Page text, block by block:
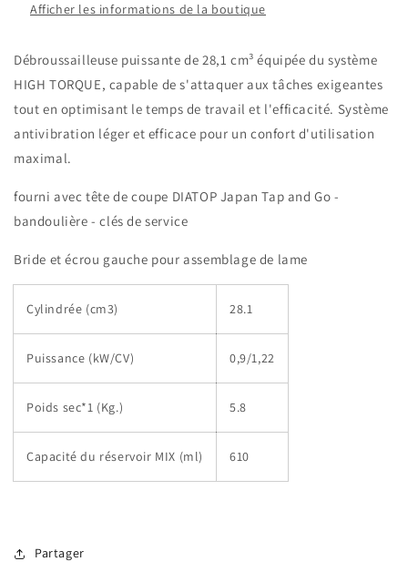
Afficher les informations de la boutique
Débroussailleuse puissante de 28,1 cm³ équipée du système
HIGH TORQUE, capable de s'attaquer aux tâches exigeantes
tout en optimisant le temps de travail et l'efficacité. Système
antivibration léger et efficace pour un confort d'utilisation
maximal.
fourni avec tête de coupe DIATOP Japan Tap and Go -
bandoulière - clés de service
Bride et écrou gauche pour assemblage de lame
Cylindrée (cm3) 28.1
Puissance (kW/CV) 0,9/1,22
Poids sec*1 (Kg.) 5.8
Capacité du réservoir MIX (ml) 610
Partager